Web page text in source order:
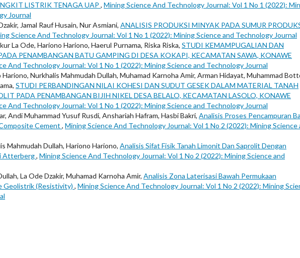
LISTRIK TENAGA UAP , Mining Science And Technology Journal: Vol 1 No 1 (2022):
Journal
Jamal Rauf Husain, Nur Asmiani, ANALISIS PRODUKSI MINYAK PADA SUMUR
Science And Technology Journal: Vol 1 No 1 (2022): Mining Science and Technology Journal
La Ode, Hariono Hariono, Haerul Purnama, Riska Riska, STUDI KEMAMPUGALIAN DAN
PENAMBANGAN BATU GAMPING DI DESA KOKAPI, KECAMATAN SAWA, KONAWE
And Technology Journal: Vol 1 No 1 (2022): Mining Science and Technology Journal
Hariono, Nurkhalis Mahmudah Dullah, Muhamad Karnoha Amir, Arman Hidayat, Muhammad
STUDI PERBANDINGAN NILAI KOHESI DAN SUDUT GESEK DALAM MATERIAL TANAH
PADA PENAMBANGAN BIJIH NIKEL DESA BELALO, KECAMATAN LASOLO, KONAWE
And Technology Journal: Vol 1 No 1 (2022): Mining Science and Technology Journal
Andi Muhammad Yusuf Rusdi, Anshariah Hafram, Hasbi Bakri, Analisis Proses Pencampuran
Cement , Mining Science And Technology Journal: Vol 1 No 2 (2022): Mining Science
Mahmudah Dullah, Hariono Hariono, Analisis Sifat Fisik Tanah Limonit Dan Saprolit Dengan
Atterberg, Mining Science And Technology Journal: Vol 1 No 2 (2022): Mining Science and
La Ode Dzakir, Muhamad Karnoha Amir, Analisis Zona Laterisasi Bawah Permukaan
Geolistrik (Resistivity) , Mining Science And Technology Journal: Vol 1 No 2 (2022): Mining